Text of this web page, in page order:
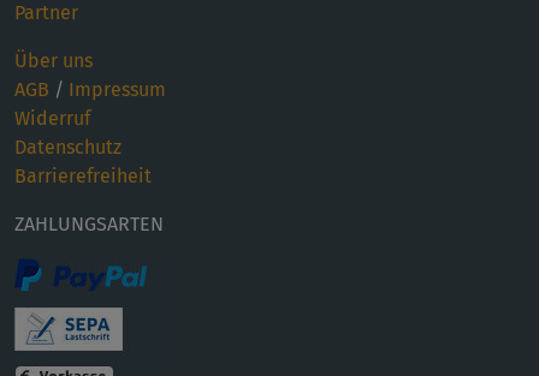
Partner
Über uns
AGB / Impressum
Widerruf
Datenschutz
Barrierefreiheit
ZAHLUNGSARTEN